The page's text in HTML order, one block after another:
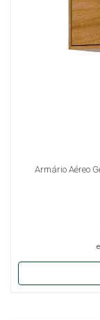
Armário Aéreo